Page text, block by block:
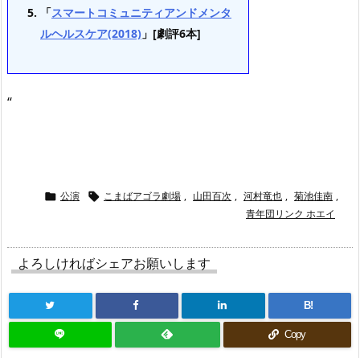
「スマートコミュニティアンドメンタ
ルヘルスケア(2018) 」[劇評6本]
“
 公演  こまばアゴラ劇場 , 山田百次 , 河村竜也 , 菊池佳南 ,
青年団リンク ホエイ
よろしければシェアお願いします
B!
Copy